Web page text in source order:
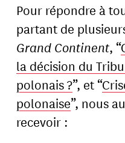
Pour répondre à
partant de
Grand Continent, “
la décision du
polonais ?”, et “
polonaise”, nous
recevoir :